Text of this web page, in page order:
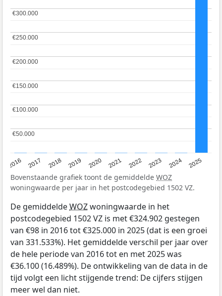
2016 2017 2018 2019 2020 2021 2022 2023 2024 2025
€50.000
€50.000
€100.000
€100.000
€150.000
€150.000
€200.000
€200.000
€250.000
€250.000
€300.000
€300.000
Bovenstaande grafiek toont de gemiddelde WOZ
woningwaarde per jaar in het postcodegebied 1502 VZ.
De gemiddeldeWOZwoningwaarde in het
postcodegebied 1502 VZ is met €324.902 gestegen
van €98 in 2016 tot €325.000 in 2025 (dat is een groei
van 331.533%). Het gemiddelde verschil per jaar over
de hele periode van 2016 tot en met 2025 was
€36.100 (16.489%). De ontwikkeling van de data in de
tijd volgt een licht stijgende trend: De cijfers stijgen
meer wel dan niet.